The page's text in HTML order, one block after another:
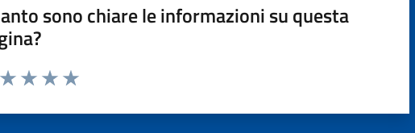
sono chiare le informazioni su questa
da 1 a 5 stelle la pagina